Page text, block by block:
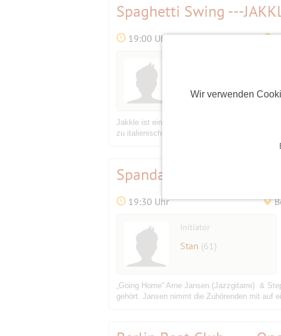
Wir verwenden
Spaghetti Swing ---
19:00 Uhr
Jakkle ist eine furchtlose Combo aus 4
zu italienischer Musik zwischen den 30er und
Spandauer Gitarrenfest:
19:30 Uhr
Initiator
Stan (61)
„Going Home“ Arne Jansen (Jazzgitarre) &
gehört. Jansen nimmt die Zuhörenden mit auf